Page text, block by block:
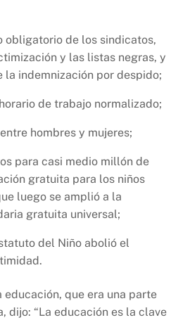
obligatorio de los sindicatos,
y las listas negras, y
la indemnización por despido;
de trabajo normalizado;
hombres y mujeres;
para casi medio millón de
gratuita para los niños
luego se amplió a la
gratuita universal;
del Niño abolió el
educación, que era una parte
dijo: “La educación es la clave